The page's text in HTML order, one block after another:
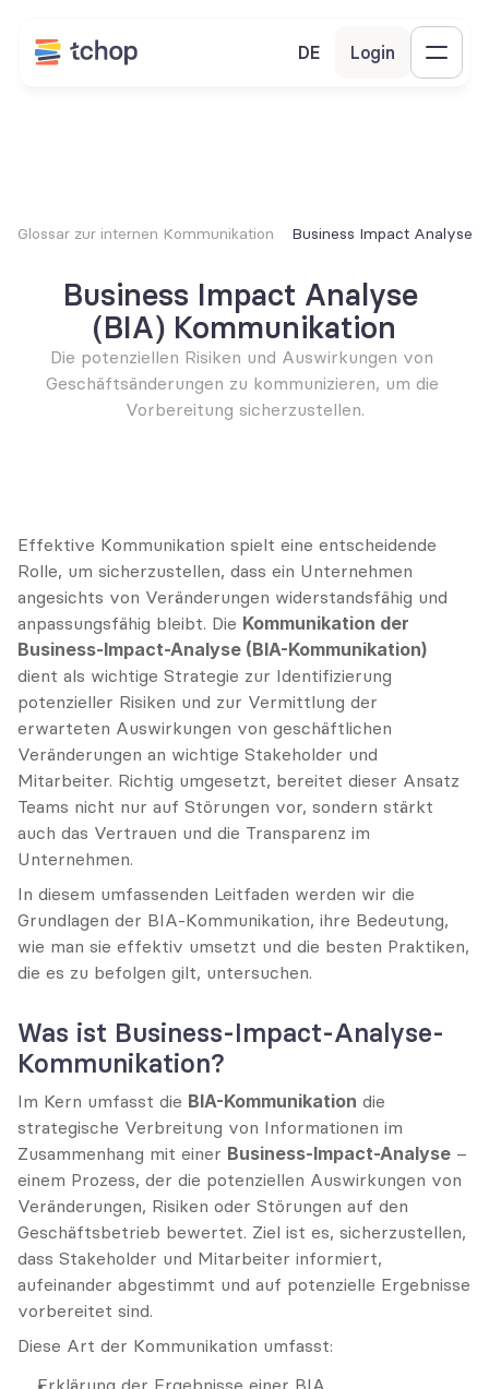
DE Login
Glossar zur internen Kommunikation Business Impact Analyse
Business Impact Analyse
(BIA) Kommunikation
Die potenziellen Risiken und Auswirkungen von
Geschäftsänderungen zu kommunizieren, um die
Vorbereitung sicherzustellen.
Effektive Kommunikation spielt eine entscheidende
Rolle, um sicherzustellen, dass ein Unternehmen
angesichts von Veränderungen widerstandsfähig und
anpassungsfähig bleibt. Die Kommunikation der
Business-Impact-Analyse (BIA-Kommunikation)
dient als wichtige Strategie zur Identifizierung
potenzieller Risiken und zur Vermittlung der
erwarteten Auswirkungen von geschäftlichen
Veränderungen an wichtige Stakeholder und
Mitarbeiter. Richtig umgesetzt, bereitet dieser Ansatz
Teams nicht nur auf Störungen vor, sondern stärkt
auch das Vertrauen und die Transparenz im
Unternehmen.
In diesem umfassenden Leitfaden werden wir die
Grundlagen der BIA-Kommunikation, ihre Bedeutung,
wie man sie effektiv umsetzt und die besten Praktiken,
die es zu befolgen gilt, untersuchen.
Was ist Business-Impact-Analyse-
Kommunikation?
Im Kern umfasst die BIA-Kommunikation die
strategische Verbreitung von Informationen im
Zusammenhang mit einer Business-Impact-Analyse –
einem Prozess, der die potenziellen Auswirkungen von
Veränderungen, Risiken oder Störungen auf den
Geschäftsbetrieb bewertet. Ziel ist es, sicherzustellen,
dass Stakeholder und Mitarbeiter informiert,
aufeinander abgestimmt und auf potenzielle Ergebnisse
vorbereitet sind.
Diese Art der Kommunikation umfasst:
Erklärung der Ergebnisse einer BIA.